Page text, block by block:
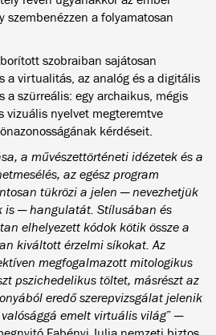
szembenézzen a folyamatosan
szobraiban sajátosan
a virtualitás, az analóg és a digitális
a szürreális: egy archaikus, mégis
vizuális nyelvet megteremtve
kérdéseit.
a művészettörténeti idézetek és a
az egész program
tükrözi a jelen ─ nevezhetjük
is ─ hangulatát. Stílusában és
elhelyezett kódok kötik össze a
kiváltott érzelmi síkokat. Az
megfogalmazott mitologikus
pszichedelikus töltet, másrészt az
eredő szerepvizsgálat jelenik
emelt virtuális világ” ─